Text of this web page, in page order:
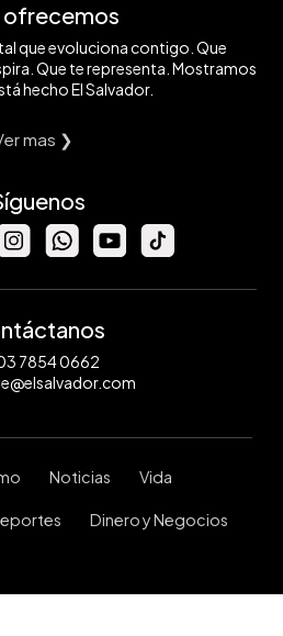
ofrecemos
que evoluciona contigo. Que
Que te representa. Mostramos
hecho El Salvador.
mas ❯
7854 0662
Noticias Vida
Dinero y Negocios